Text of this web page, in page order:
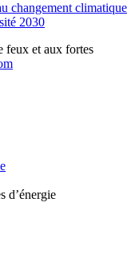
changement climatique
2030
feux et aux fortes
d’énergie